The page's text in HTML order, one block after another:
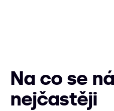
Na co se
nejčastěji